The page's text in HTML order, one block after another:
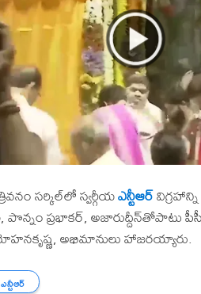
సర్కిల్​లో స్వర్గీయఎన్టీఆర్
పొన్నం ప్రభాకర్​,
అభిమానులు హాజరయ్యారు.